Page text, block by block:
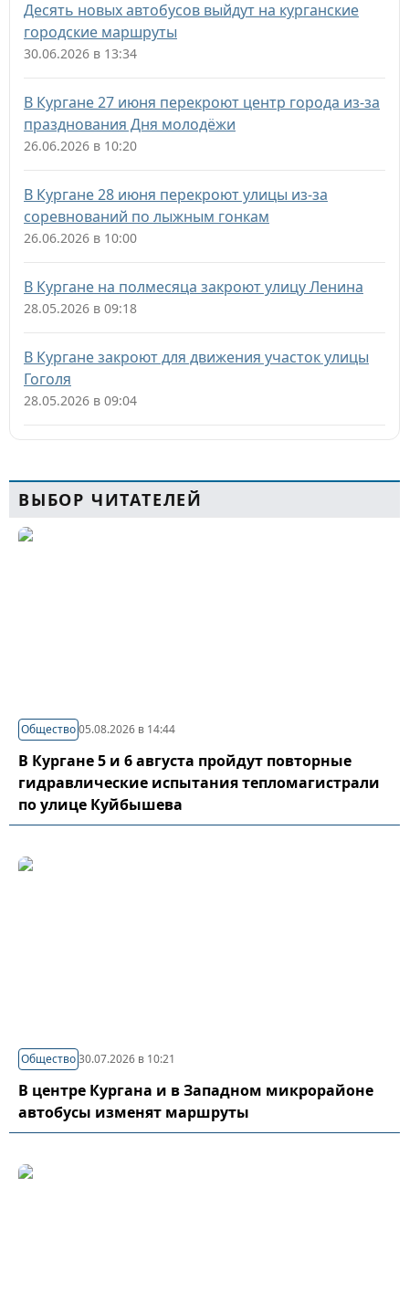
Десять новых автобусов выйдут на курганские
городские маршруты
30.06.2026 в 13:34
В Кургане 27 июня перекроют центр города из-за
празднования Дня молодёжи
26.06.2026 в 10:20
В Кургане 28 июня перекроют улицы из-за
соревнований по лыжным гонкам
26.06.2026 в 10:00
В Кургане на полмесяца закроют улицу Ленина
28.05.2026 в 09:18
В Кургане закроют для движения участок улицы
Гоголя
28.05.2026 в 09:04
ВЫБОР ЧИТАТЕЛЕЙ
Общество05.08.2026 в 14:44
В Кургане 5 и 6 августа пройдут повторные
гидравлические испытания тепломагистрали
по улице Куйбышева
Общество30.07.2026 в 10:21
В центре Кургана и в Западном микрорайоне
автобусы изменят маршруты